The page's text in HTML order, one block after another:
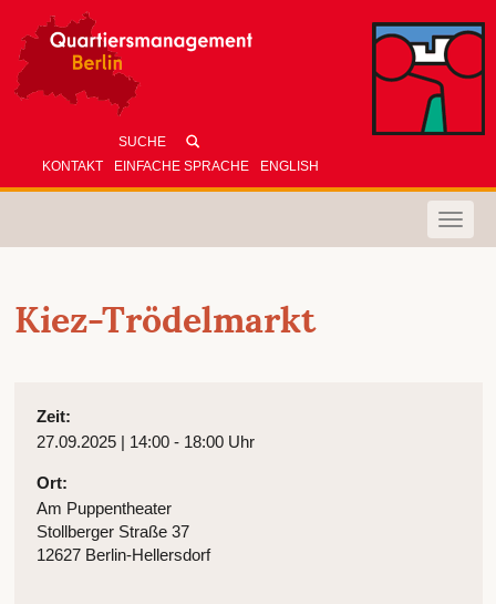
KONTAKT EINFACHE SPRACHE ENGLISH
Toggle
Kiez-Trödelmarkt
Zeit:
27.09.2025 | 14:00 - 18:00 Uhr
Ort:
Am Puppentheater
Stollberger Straße 37
12627 Berlin-Hellersdorf